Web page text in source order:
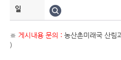
일
※ 게시내용 문의 : 농산촌미래국 산
)